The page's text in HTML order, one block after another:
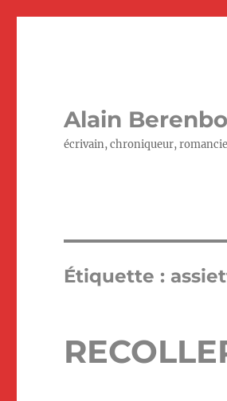
Alain
écrivain, chroniqueur,
Étiquette :